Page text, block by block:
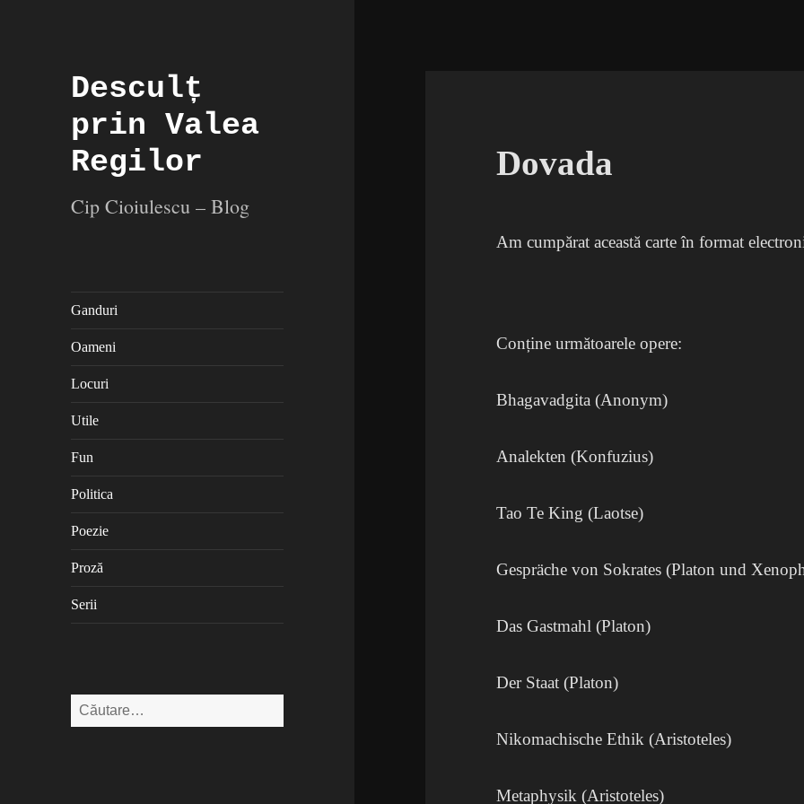
Desculț
prin Valea
Regilor
Cip Cioiulescu – Blog
Ganduri
Oameni
Locuri
Utile
Fun
Politica
Poezie
Proză
Serii
Caută
după:
Dovada
Am cumpărat această carte în format
Conține următoarele opere:
Bhagavadgita (Anonym)
Analekten (Konfuzius)
Tao Te King (Laotse)
Gespräche von Sokrates (Platon und
Das Gastmahl (Platon)
Der Staat (Platon)
Nikomachische Ethik (Aristoteles)
Metaphysik (Aristoteles)